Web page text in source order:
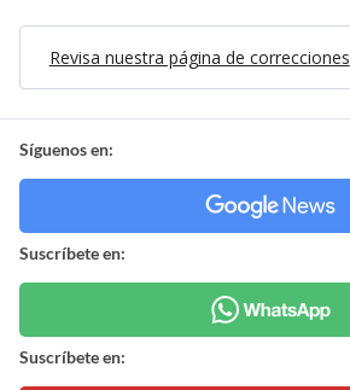
Revisa nuestra página de correcciones
Síguenos en:
Suscríbete en:
Suscríbete en: